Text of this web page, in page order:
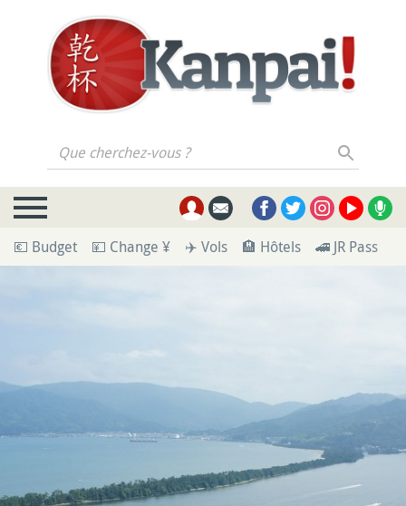
Que cherchez-vous ?
💶 Budget 💴 Change ¥ ✈️ Vols 🏨 Hôtels 🚄 JR Pass